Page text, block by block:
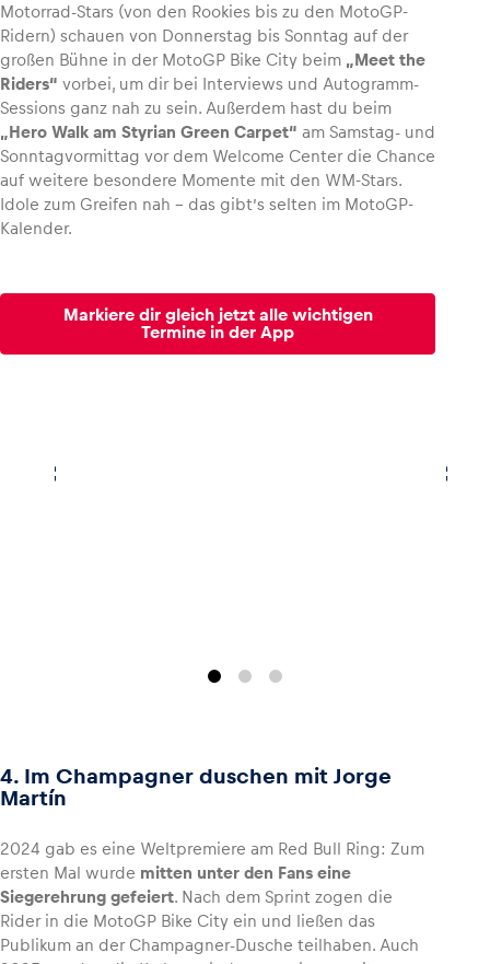
Motorrad-Stars (von den Rookies bis zu den MotoGP-
Ridern) schauen von Donnerstag bis Sonntag auf der
großen Bühne in der MotoGP Bike City beim „Meet the
Riders“ vorbei, um dir bei Interviews und Autogramm-
Sessions ganz nah zu sein. Außerdem hast du beim
„Hero Walk am Styrian Green Carpet“ am Samstag- und
Sonntagvormittag vor dem Welcome Center die Chance
auf weitere besondere Momente mit den WM-Stars.
Idole zum Greifen nah – das gibt’s selten im MotoGP-
Kalender.
Markiere dir gleich jetzt alle wichtigen
Termine in der App
4. Im Champagner duschen mit Jorge
Martín
2024 gab es eine Weltpremiere am Red Bull Ring: Zum
ersten Mal wurde mitten unter den Fans eine
Siegerehrung gefeiert. Nach dem Sprint zogen die
Rider in die MotoGP Bike City ein und ließen das
Publikum an der Champagner-Dusche teilhaben. Auch